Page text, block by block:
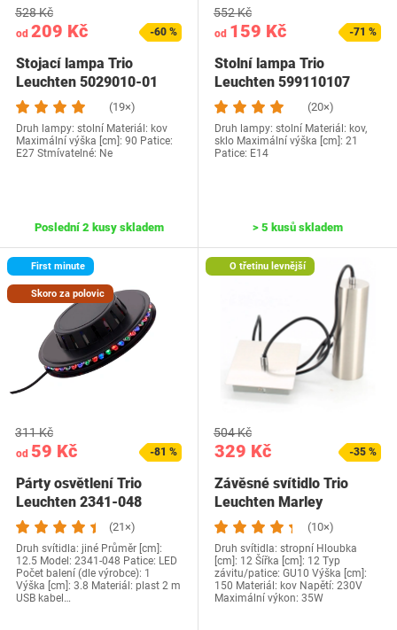
od 209 Kč
528 Kč
-60 %
Stojací lampa Trio
Leuchten 5029010-01
(19×)
Druh lampy: stolní Materiál: kov
Maximální výška [cm]: 90 Patice:
E27 Stmívatelné: Ne
Poslední 2 kusy skladem
od 159 Kč
552 Kč
-71 %
Stolní lampa Trio
Leuchten 599110107
(20×)
Druh lampy: stolní Materiál: kov,
sklo Maximální výška [cm]: 21
Patice: E14
> 5 kusů skladem
First minute
Skoro za polovic
od 59 Kč
311 Kč
-81 %
Párty osvětlení Trio
Leuchten 2341-048
(21×)
Druh svítidla: jiné Průměr [cm]:
12.5 Model: 2341-048 Patice: LED
Počet balení (dle výrobce): 1
Výška [cm]: 3.8 Materiál: plast 2 m
USB kabel…
O třetinu levnější
329 Kč
504 Kč
-35 %
Závěsné svítidlo Trio
Leuchten Marley
(10×)
Druh svítidla: stropní Hloubka
[cm]: 12 Šířka [cm]: 12 Typ
závitu/patice: GU10 Výška [cm]:
150 Materiál: kov Napětí: 230V
Maximální výkon: 35W